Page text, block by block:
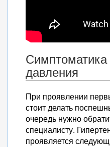
давления
При проявлении
стоит делать
очередь нужно
специалисту.
проявляется